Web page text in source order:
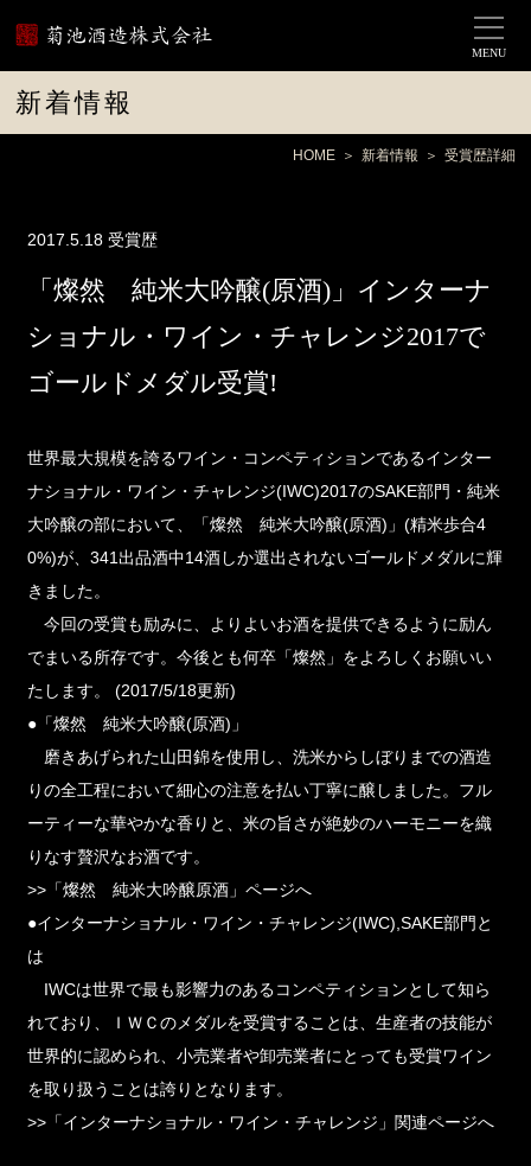
MENU
新着情報
HOME 新着情報 受賞歴詳細
2017.5.18受賞歴
「燦然 純米大吟醸(原酒)」インターナ
ショナル・ワイン・チャレンジ2017で
ゴールドメダル受賞!
世界最大規模を誇るワイン・コンペティションであるインター
ナショナル・ワイン・チャレンジ(IWC)2017のSAKE部門・純米
大吟醸の部において、「燦然 純米大吟醸(原酒)」(精米歩合4
0%)が、341出品酒中14酒しか選出されないゴールドメダルに輝
きました。
今回の受賞も励みに、よりよいお酒を提供できるように励ん
でまいる所存です。今後とも何卒「燦然」をよろしくお願いい
たします。 (2017/5/18更新)
●「燦然 純米大吟醸(原酒)」
磨きあげられた山田錦を使用し、洗米からしぼりまでの酒造
りの全工程において細心の注意を払い丁寧に醸しました。フル
ーティーな華やかな香りと、米の旨さが絶妙のハーモニーを織
りなす贅沢なお酒です。
>>「燦然 純米大吟醸原酒」ページへ
●インターナショナル・ワイン・チャレンジ(IWC),SAKE部門と
は
IWCは世界で最も影響力のあるコンペティションとして知ら
れており、ＩＷＣのメダルを受賞することは、生産者の技能が
世界的に認められ、小売業者や卸売業者にとっても受賞ワイン
を取り扱うことは誇りとなります。
>>「インターナショナル・ワイン・チャレンジ」関連ページへ